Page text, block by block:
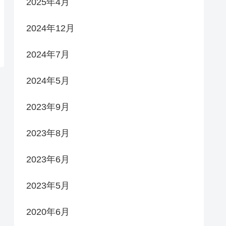
2024年12月
2024年7月
2024年5月
2023年9月
2023年8月
2023年6月
2023年5月
2020年6月